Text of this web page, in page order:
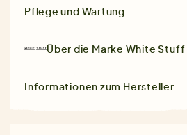
Pflege und Wartung
Über die Marke White Stuff
Informationen zum Hersteller